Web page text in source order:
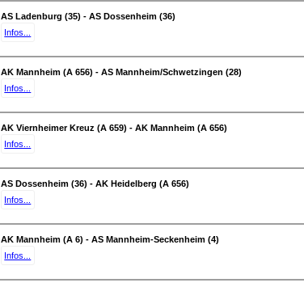
AS Ladenburg (35) - AS Dossenheim (36)
Infos...
AK Mannheim (A 656) - AS Mannheim/Schwetzingen (28)
Infos...
AK Viernheimer Kreuz (A 659) - AK Mannheim (A 656)
Infos...
AS Dossenheim (36) - AK Heidelberg (A 656)
Infos...
AK Mannheim (A 6) - AS Mannheim-Seckenheim (4)
Infos...